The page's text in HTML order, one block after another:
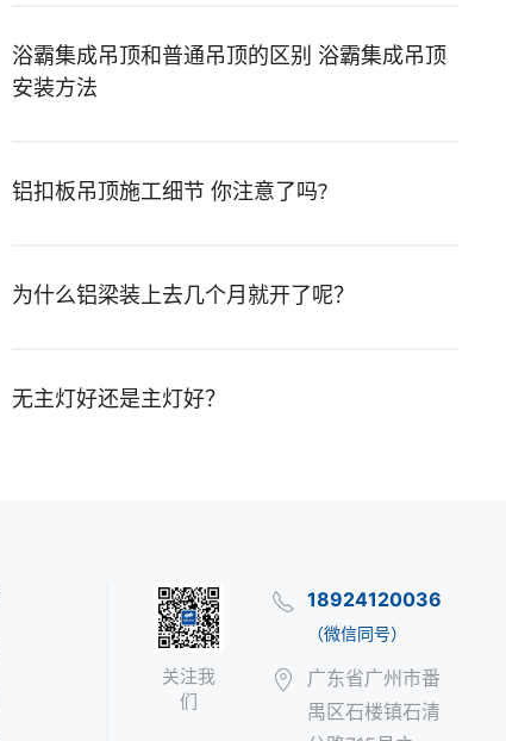
浴霸集成吊顶和普通吊顶的区别 浴霸集成吊顶
安装方法
铝扣板吊顶施工细节 你注意了吗?
为什么铝梁装上去几个月就开了呢？
无主灯好还是主灯好？
关注我
们
18924120036
（微信同号）
广东省广州市番
禺区石楼镇石清